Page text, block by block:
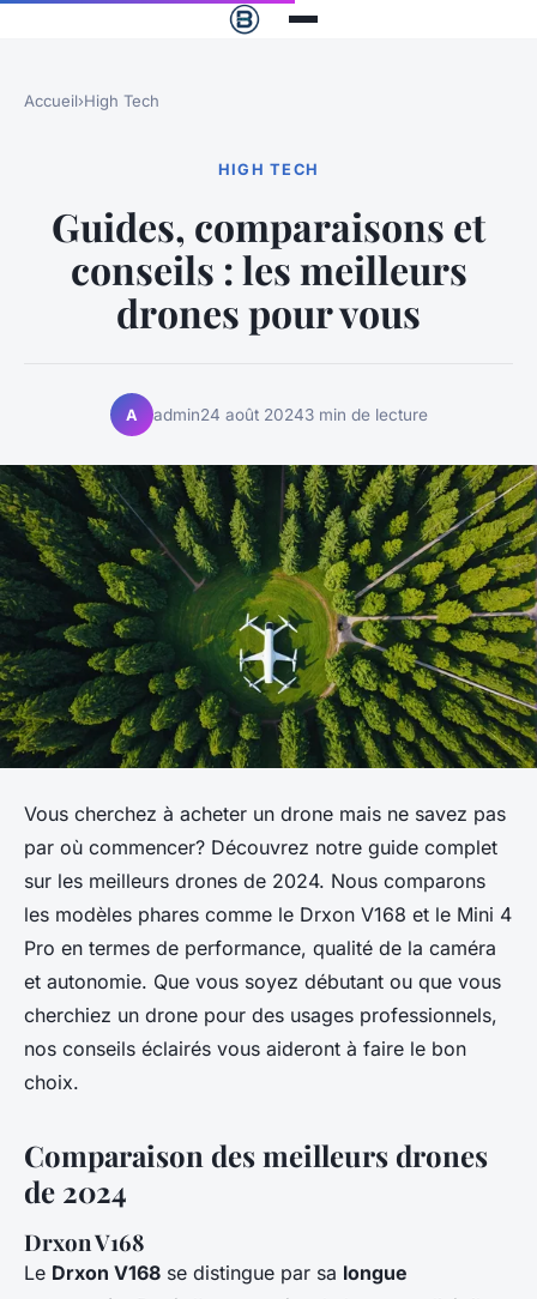
Accueil›High Tech
HIGH TECH
Guides, comparaisons et
conseils : les meilleurs
drones pour vous
A admin24 août 20243 min de lecture
Vous cherchez à acheter un drone mais ne savez pas
par où commencer? Découvrez notre guide complet
sur les meilleurs drones de 2024. Nous comparons
les modèles phares comme le Drxon V168 et le Mini 4
Pro en termes de performance, qualité de la caméra
et autonomie. Que vous soyez débutant ou que vous
cherchiez un drone pour des usages professionnels,
nos conseils éclairés vous aideront à faire le bon
choix.
Comparaison des meilleurs drones
de 2024
Drxon V168
Le Drxon V168 se distingue par sa longue